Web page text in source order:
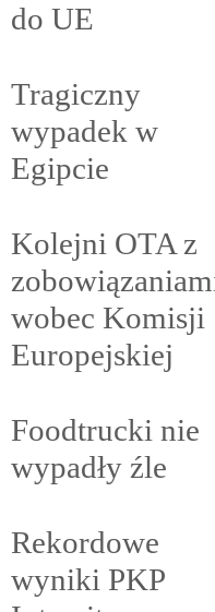
do UE
Tragiczny
wypadek w
Egipcie
Kolejni OTA z
wobec Komisji
Europejskiej
Foodtrucki nie
wypadły źle
Rekordowe
wyniki PKP